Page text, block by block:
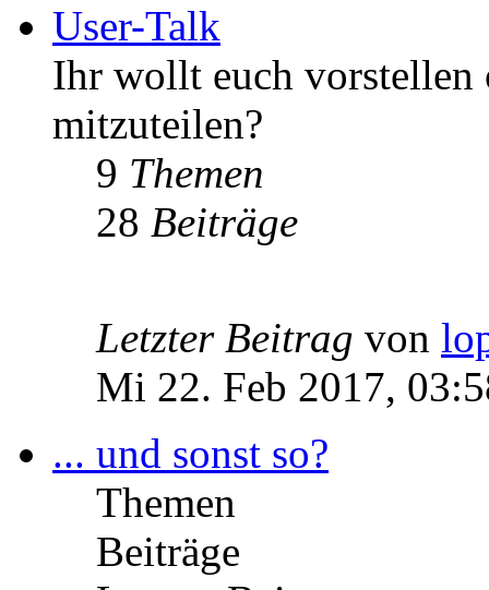
User-Talk
Ihr wollt euch vorstellen
mitzuteilen?
9 Themen
28 Beiträge
Letzter Beitrag von
Mi 22. Feb 2017,
... und sonst so?
Themen
Beiträge